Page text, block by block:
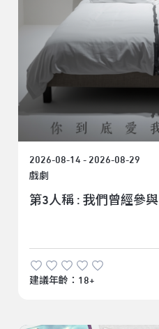
2026-08-14 - 2026-08-29
戲劇
第3人稱 : 我們曾經參與
建議年齡：18+